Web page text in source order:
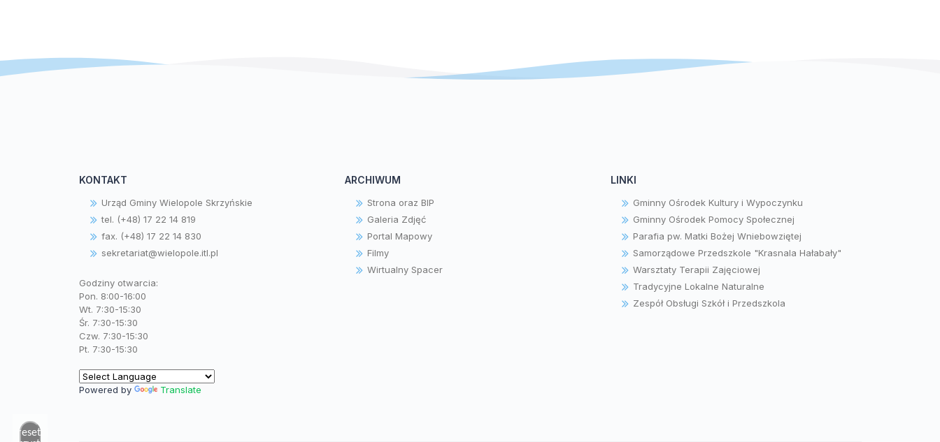
KONTAKT
Urząd Gminy Wielopole Skrzyńskie
tel. (+48) 17 22 14 819
fax. (+48) 17 22 14 830
sekretariat@wielopole.itl.pl
Godziny otwarcia:
Pon. 8:00-16:00
Wt. 7:30-15:30
Śr. 7:30-15:30
Czw. 7:30-15:30
Pt. 7:30-15:30
Powered by Translate
ARCHIWUM
Strona oraz BIP
Galeria Zdjęć
Portal Mapowy
Filmy
Wirtualny Spacer
LINKI
Gminny Ośrodek Kultury i Wypoczynku
Gminny Ośrodek Pomocy Społecznej
Parafia pw. Matki Bożej Wniebowziętej
Samorządowe Przedszkole "Krasnala Hałabały"
Warsztaty Terapii Zajęciowej
Tradycyjne Lokalne Naturalne
Zespół Obsługi Szkół i Przedszkola
Zresetuj